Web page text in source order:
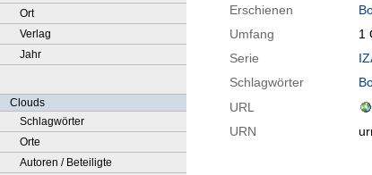
Ort
Verlag
Jahr
Clouds
Schlagwörter
Orte
Autoren / Beteiligte
Erschienen
Umfang
1
Serie
Schlagwörter
URL
URN